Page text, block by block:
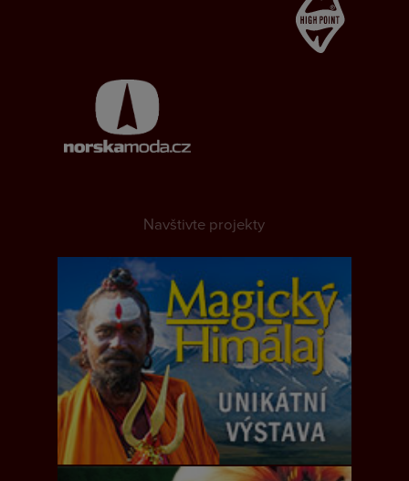
Navštivte projekty